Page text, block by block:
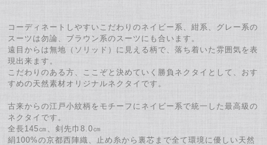
コーディネートしやすいこだわりのネイビー系、紺系、グレー系の
スーツは勿論、ブラウン系のスーツにも合います。
遠目からは無地（ソリッド）に見える柄で、落ち着いた雰囲気を表
現出来ます。
こだわりのある方、ここぞと決めていく勝負ネクタイとして、おす
すめの天然素材オリジナルネクタイです。
古来からの江戸小紋柄をモチーフにネイビー系で統一した最高級の
ネクタイです。
全長145㎝、剣先巾8.0㎝
絹100%の京都西陣織、止め糸から裏芯まで全て環境に優しい天然